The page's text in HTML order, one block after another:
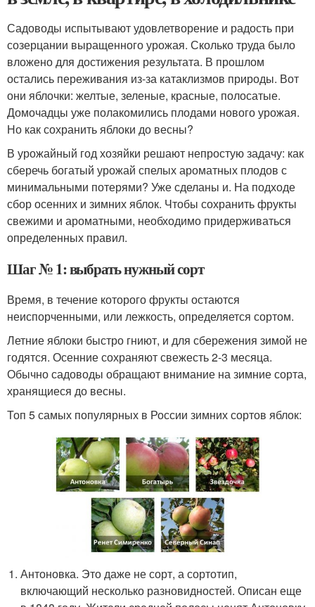
Садоводы испытывают удовлетворение и радость при
созерцании выращенного урожая. Сколько труда было
вложено для достижения результата. В прошлом
остались переживания из-за катаклизмов природы. Вот
они яблочки: желтые, зеленые, красные, полосатые.
Домочадцы уже полакомились плодами нового урожая.
Но как сохранить яблоки до весны?
В урожайный год хозяйки решают непростую задачу: как
сберечь богатый урожай спелых ароматных плодов с
минимальными потерями? Уже сделаны и. На подходе
сбор осенних и зимних яблок. Чтобы сохранить фрукты
свежими и ароматными, необходимо придерживаться
определенных правил.
Шаг № 1: выбрать нужный сорт
Время, в течение которого фрукты остаются
неиспорченными, или лежкость, определяется сортом.
Летние яблоки быстро гниют, и для сбережения зимой не
годятся. Осенние сохраняют свежесть 2-3 месяца.
Обычно садоводы обращают внимание на зимние сорта,
хранящиеся до весны.
Топ 5 самых популярных в России зимних сортов яблок:
Антоновка. Это даже не сорт, а сортотип,
включающий несколько разновидностей. Описан еще